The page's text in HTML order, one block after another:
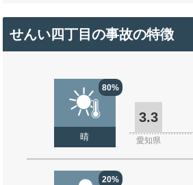
せんい四丁目の事故の特徴
80%
晴
3.3
愛知県
20%